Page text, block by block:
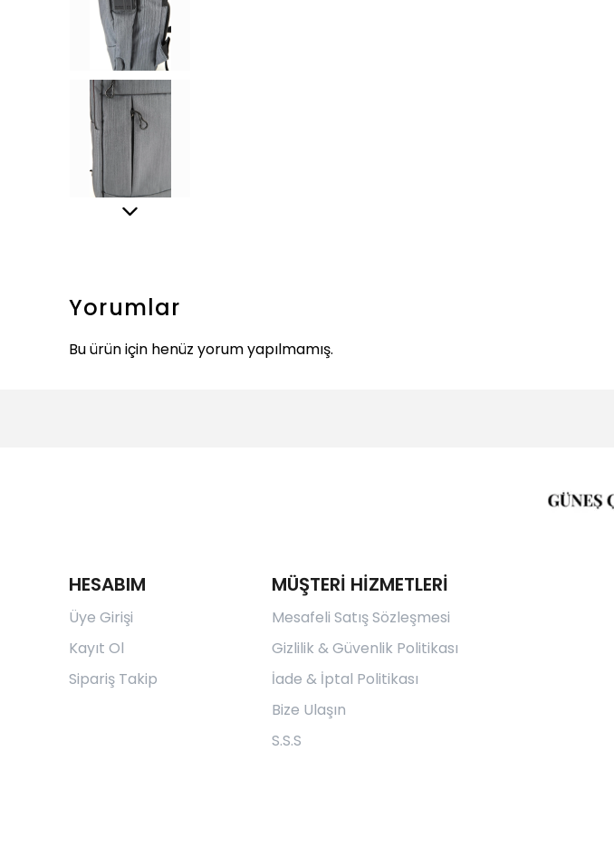
Yorumlar
Bu ürün için henüz yorum yapılmamış.
HESABIM
Üye Girişi
Kayıt Ol
Sipariş Takip
MÜŞTERİ HİZMETLERİ
Mesafeli Satış Sözleşmesi
Gizlilik & Güvenlik Politikası
İade & İptal Politikası
Bize Ulaşın
S.S.S